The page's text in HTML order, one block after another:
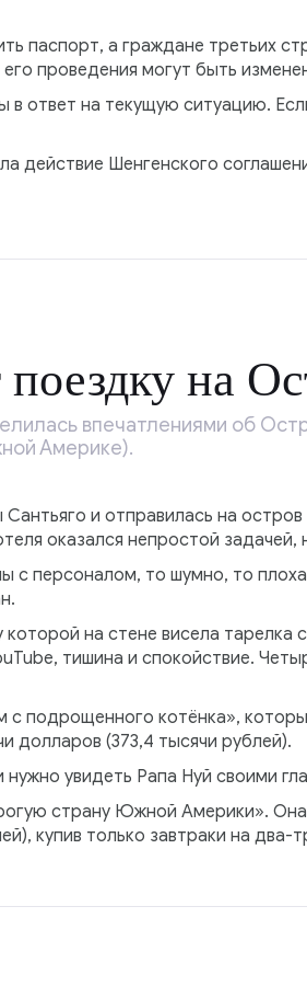
паспорт, а граждане третьих
проведения могут быть
ответ на текущую ситуацию.
действие Шенгенского
на
впечатлениями об
Америке).
и отправилась на
оказался непростой
с персоналом, то шумно, то
которой на стене висела
тишина и спокойствие.
подрощенного котёнка»,
долларов (373,4 тысячи рублей).
увидеть Рапа Нуй своими
страну Южной Америки».
купив только завтраки на два-